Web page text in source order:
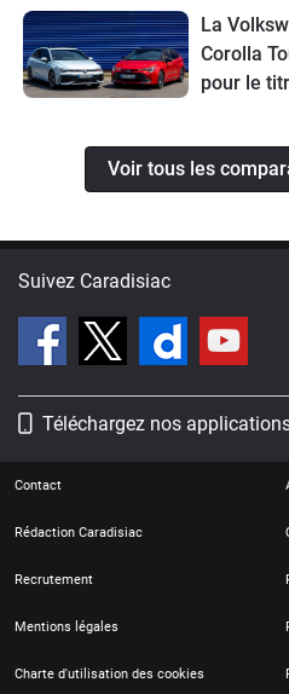
La
Corolla
pour le
Voir tous les
Suivez Caradisiac
Téléchargez nos
Contact
Rédaction Caradisiac
Recrutement
Mentions légales
Charte d'utilisation des cookies